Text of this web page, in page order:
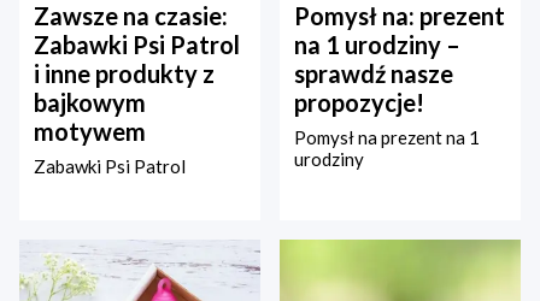
Zawsze na czasie:
Zabawki Psi Patrol
i inne produkty z
bajkowym
motywem
Zabawki Psi Patrol
Pomysł na: prezent
na 1 urodziny –
sprawdź nasze
propozycje!
Pomysł na prezent na 1
urodziny